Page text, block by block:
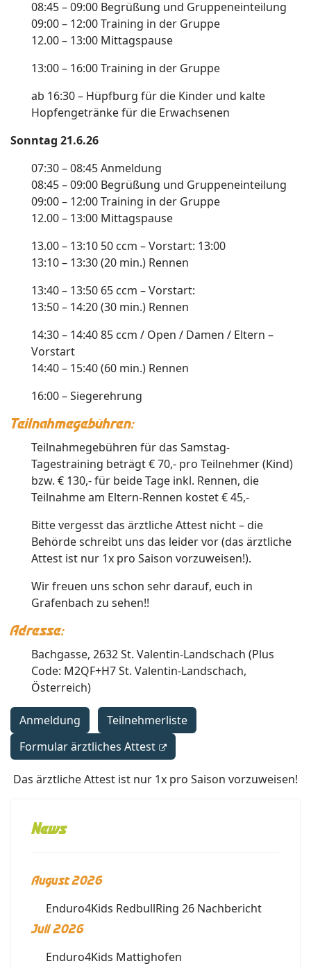
08:45 – 09:00 Begrüßung und Gruppeneinteilung
09:00 – 12:00 Training in der Gruppe
12.00 – 13:00 Mittagspause
13:00 – 16:00 Training in der Gruppe
ab 16:30 – Hüpfburg für die Kinder und kalte
Hopfengetränke für die Erwachsenen
Sonntag 21.6.26
07:30 – 08:45 Anmeldung
08:45 – 09:00 Begrüßung und Gruppeneinteilung
09:00 – 12:00 Training in der Gruppe
12.00 – 13:00 Mittagspause
13.00 – 13:10 50 ccm – Vorstart: 13:00
13:10 – 13:30 (20 min.) Rennen
13:40 – 13:50 65 ccm – Vorstart:
13:50 – 14:20 (30 min.) Rennen
14:30 – 14:40 85 ccm / Open / Damen / Eltern –
Vorstart
14:40 – 15:40 (60 min.) Rennen
16:00 – Siegerehrung
Teilnahmegebühren:
Teilnahmegebühren für das Samstag-
Tagestraining beträgt € 70,- pro Teilnehmer (Kind)
bzw. € 130,- für beide Tage inkl. Rennen, die
Teilnahme am Eltern-Rennen kostet € 45,-
Bitte vergesst das ärztliche Attest nicht – die
Behörde schreibt uns das leider vor (das ärztliche
Attest ist nur 1x pro Saison vorzuweisen!).
Wir freuen uns schon sehr darauf, euch in
Grafenbach zu sehen!!
Adresse:
Bachgasse, 2632 St. Valentin-Landschach (Plus
Code: M2QF+H7 St. Valentin-Landschach,
Österreich)
Anmeldung
Teilnehmerliste
Formular ärztliches Attest
Das ärztliche Attest ist nur 1x pro Saison vorzuweisen!
News
August 2026
Enduro4Kids RedbullRing 26 Nachbericht
Juli 2026
Enduro4Kids Mattighofen